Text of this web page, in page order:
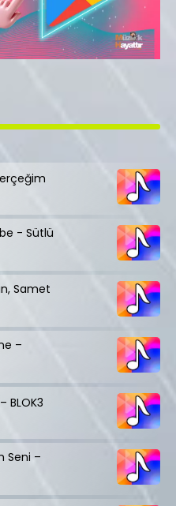
- Sütlü
Samet
–
BLOK3
Seni –